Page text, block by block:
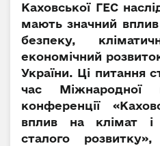
Каховської ГЕС
мають значний
безпеку,
економічний
України. Ці питання
час Міжнародної
конференції
вплив на клімат і
сталого